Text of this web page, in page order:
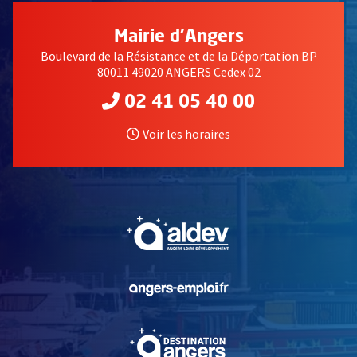
Mairie d'Angers
Boulevard de la Résistance et de la Déportation BP
80011 49020 ANGERS Cedex 02
02 41 05 40 00
Voir les horaires
, Ouvre une nouvelle